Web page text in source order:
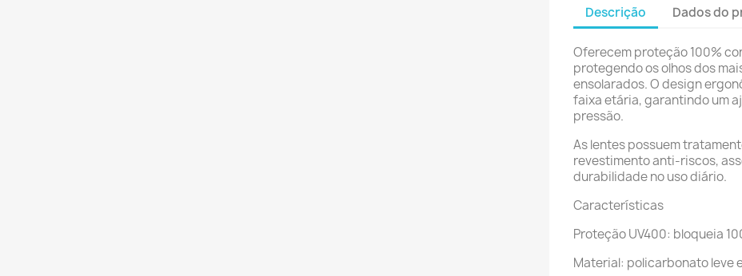
Descrição Dados do
Oferecem proteção 100%
protegendo os olhos dos
ensolarados. O design
faixa etária, garantindo um
pressão.
As lentes possuem
revestimento anti-riscos,
durabilidade no uso diário.
Características
Proteção UV400: bloqueia
Material: policarbonato leve